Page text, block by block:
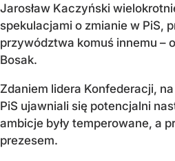
Jarosław Kaczyński
spekulacjami o zmianie w PiS,
przywództwa komuś innemu –
Bosak.
Zdaniem lidera Konfederacji,
PiS ujawniali się potencjalni
ambicje były temperowane, a
prezesem.